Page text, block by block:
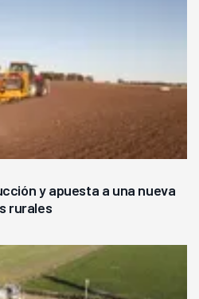
y apuesta a una nueva
rurales